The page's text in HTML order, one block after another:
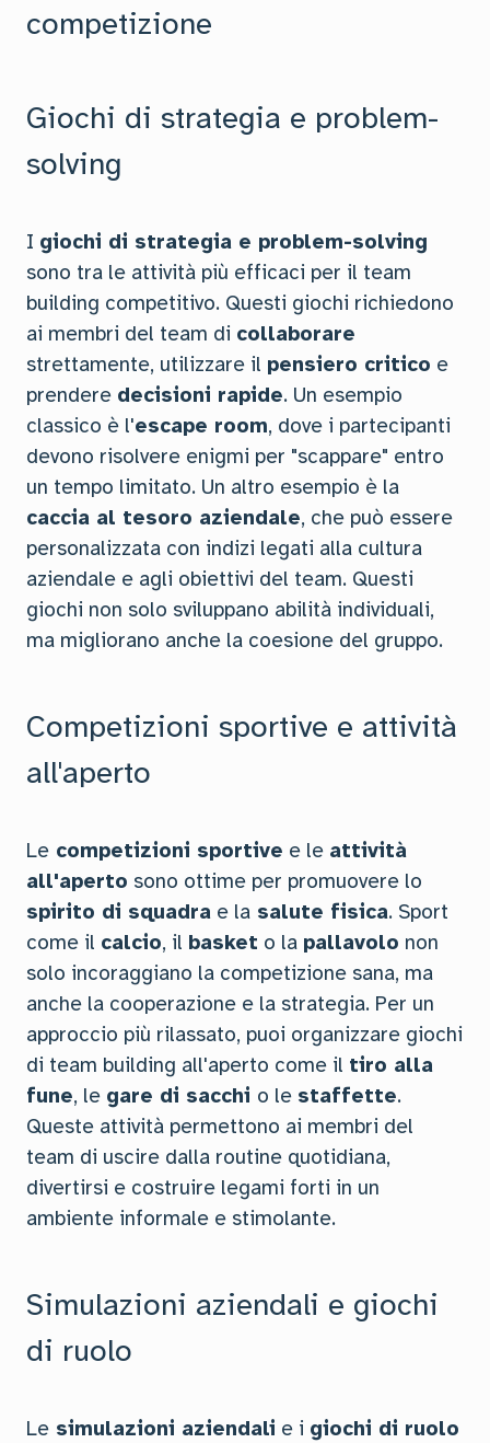
competizione
Giochi di strategia e problem-
solving
I giochi di strategia e problem-solving
sono tra le attività più efficaci per il team
building competitivo. Questi giochi richiedono
ai membri del team di collaborare
strettamente, utilizzare il pensiero critico e
prendere decisioni rapide. Un esempio
classico è l'escape room, dove i partecipanti
devono risolvere enigmi per "scappare" entro
un tempo limitato. Un altro esempio è la
caccia al tesoro aziendale, che può essere
personalizzata con indizi legati alla cultura
aziendale e agli obiettivi del team. Questi
giochi non solo sviluppano abilità individuali,
ma migliorano anche la coesione del gruppo.
Competizioni sportive e attività
all'aperto
Le competizioni sportive e le attività
all'aperto sono ottime per promuovere lo
spirito di squadra e la salute fisica. Sport
come il calcio, il basket o la pallavolo non
solo incoraggiano la competizione sana, ma
anche la cooperazione e la strategia. Per un
approccio più rilassato, puoi organizzare giochi
di team building all'aperto come il tiro alla
fune, le gare di sacchi o le staffette.
Queste attività permettono ai membri del
team di uscire dalla routine quotidiana,
divertirsi e costruire legami forti in un
ambiente informale e stimolante.
Simulazioni aziendali e giochi
di ruolo
Le simulazioni aziendali e i giochi di ruolo